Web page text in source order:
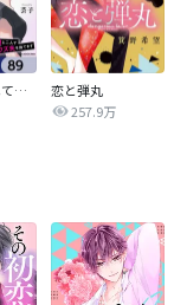
パパ、浮気してるよ？娘と二人でクズ夫を捨てます【分冊版】
恋と弾丸
257.9万